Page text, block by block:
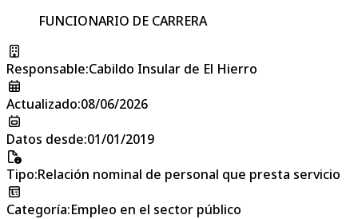
FUNCIONARIO DE CARRERA
Responsable:Cabildo Insular de El Hierro
Actualizado:08/06/2026
Datos desde:01/01/2019
Tipo:Relación nominal de personal que presta servicio
Categoría:Empleo en el sector público